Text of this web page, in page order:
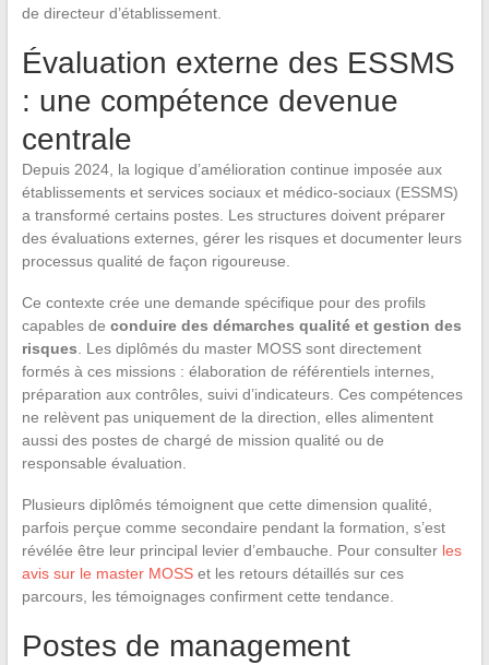
de directeur d’établissement.
Évaluation externe des ESSMS
: une compétence devenue
centrale
Depuis 2024, la logique d’amélioration continue imposée aux
établissements et services sociaux et médico-sociaux (ESSMS)
a transformé certains postes. Les structures doivent préparer
des évaluations externes, gérer les risques et documenter leurs
processus qualité de façon rigoureuse.
Ce contexte crée une demande spécifique pour des profils
capables de conduire des démarches qualité et gestion des
risques . Les diplômés du master MOSS sont directement
formés à ces missions : élaboration de référentiels internes,
préparation aux contrôles, suivi d’indicateurs. Ces compétences
ne relèvent pas uniquement de la direction, elles alimentent
aussi des postes de chargé de mission qualité ou de
responsable évaluation.
Plusieurs diplômés témoignent que cette dimension qualité,
parfois perçue comme secondaire pendant la formation, s’est
révélée être leur principal levier d’embauche. Pour consulter les
avis sur le master MOSSet les retours détaillés sur ces
parcours, les témoignages confirment cette tendance.
Postes de management